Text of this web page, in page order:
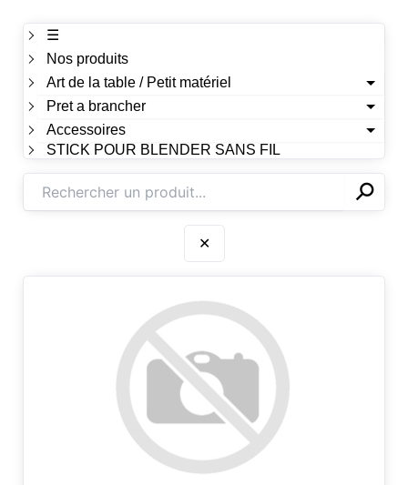
☰
Nos produits
Art de la table / Petit matériel
Pret a brancher
Accessoires
STICK POUR BLENDER SANS FIL
✕⚲
✕